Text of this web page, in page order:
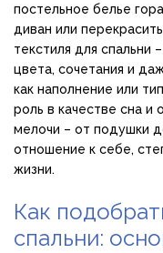
постельное белье
диван или
текстиля для спальни
цвета, сочетания и
как наполнение или
роль в качестве сна
мелочи – от подушки
отношение к себе,
жизни.
Как
спальни: